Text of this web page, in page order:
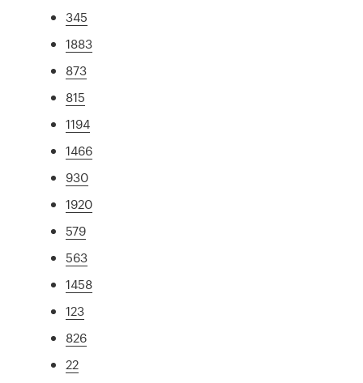
345
1883
873
815
1194
1466
930
1920
579
563
1458
123
826
22